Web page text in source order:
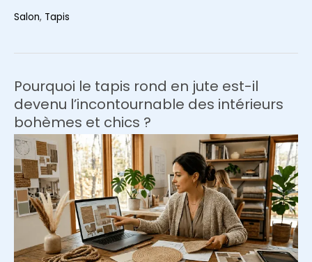
pour
une
table
à
manger
de
6,
8
ou
personnes
Salon, Tapis
Pourquoi le tapis rond en jute est-il
devenu l’incontournable des intérieurs
bohèmes et chics ?